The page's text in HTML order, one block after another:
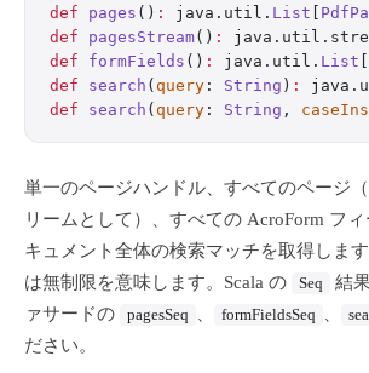
def pages () : java.util. List
def pagesStream() :
def formFields () : java.util. List
def search ( query : String ) :
def search ( query : String ,
単一のページハンドル、すべてのページ
リームとして）、すべての AcroForm フ
キュメント全体の検索マッチを取得します
は無制限を意味します。Scala の Seq
結
ァサードの
pagesSeq formFieldsSeq
ださい。